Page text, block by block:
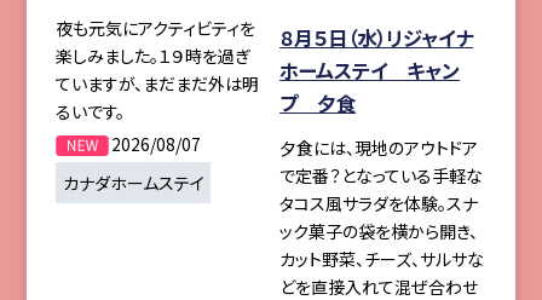
夜も元気にアクティビティを
楽しみました。１９時を過ぎ
ていますが、まだまだ外は明
るいです。
2026/08/07
カナダホームステイ
８月５日（水）リジャイナ
ホームステイ キャン
プ 夕食
夕食には、現地のアウトドア
で定番？となっている手軽な
タコス風サラダを体験。スナ
ック菓子の袋を横から開き、
カット野菜、チーズ、サルサな
どを直接入れて混ぜ合わせ